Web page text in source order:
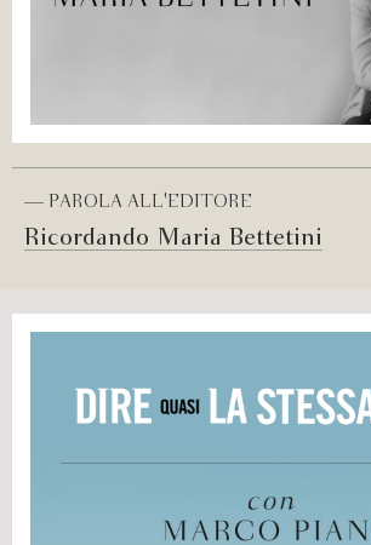
— PAROLA ALL'EDITORE
Ricordando Maria Bettetini